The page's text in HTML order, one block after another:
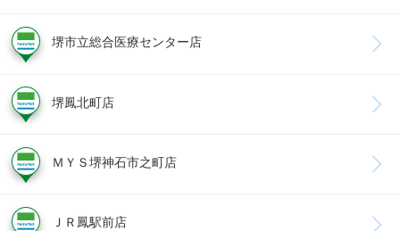
堺市立総合医療センター店
堺鳳北町店
ＭＹＳ堺神石市之町店
ＪＲ鳳駅前店